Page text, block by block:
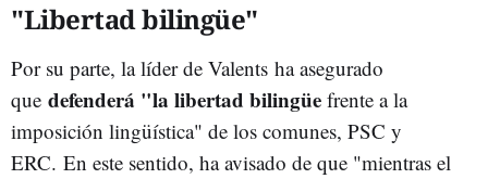
"Libertad bilingüe"
Por su parte, la líder de Valents ha asegurado
que defenderá "la libertad bilingüe frente a la
imposición lingüística" de los comunes, PSC y
ERC. En este sentido, ha avisado de que "mientras el